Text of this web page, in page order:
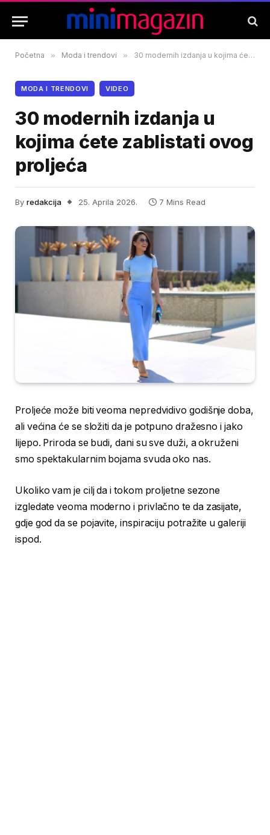
Početna » Moda i trendovi » 30 modernih izdanja u kojima ćete zablistati ovog proljeća
MODA I TRENDOVI VIDEO
30 modernih izdanja u
kojima ćete zablistati ovog
proljeća
By redakcija 25. Aprila 2026. 7 Mins Read
Proljeće može biti veoma nepredvidivo godišnje doba,
ali većina će se složiti da je potpuno dražesno i jako
lijepo. Priroda se budi, dani su sve duži, a okruženi
smo spektakularnim bojama svuda oko nas.
Ukoliko vam je cilj da i tokom proljetne sezone
izgledate veoma moderno i privlačno te da zasijate,
gdje god da se pojavite, inspiraciju potražite u galeriji
ispod.